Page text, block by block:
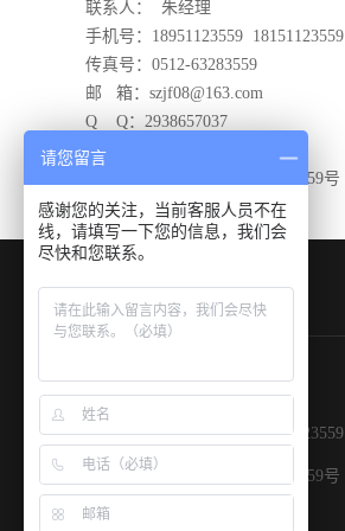
联系人： 朱经理
手机号： 18951123559 18151123559
传真号：0512-63283559
邮 箱：szjf08@163.com
Q Q：2938657037
网 址：www.szjfth.com
苏州市吴江区龙江路859号
网站首页
联系人： 朱经理
手机号：1895112355918151123559
网 址：www.szjfth.com
地 址：苏州市吴江区龙江路859号
请您留言
感谢您的关注，当前客服人员不在
线，请填写一下您的信息，我们会
尽快和您联系。